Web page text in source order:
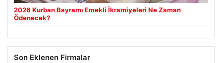
2026 Kurban Bayramı Emekli İkramiyeleri Ne Zaman
Ödenecek?
Son Eklenen Firmalar